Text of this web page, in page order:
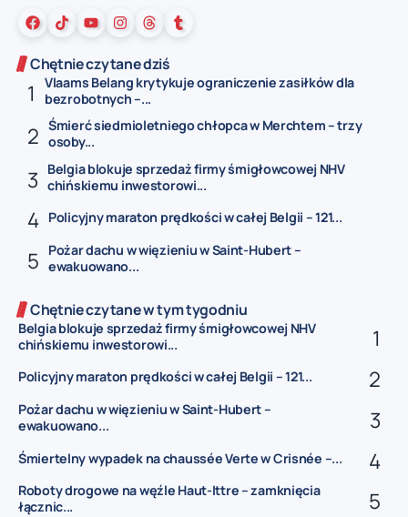
Chętnie czytane dziś
Vlaams Belang krytykuje ograniczenie zasiłków dla
bezrobotnych –...
Śmierć siedmioletniego chłopca w Merchtem – trzy
osoby...
Belgia blokuje sprzedaż firmy śmigłowcowej NHV
chińskiemu inwestorowi...
Policyjny maraton prędkości w całej Belgii – 121...
Pożar dachu w więzieniu w Saint-Hubert –
ewakuowano...
Chętnie czytane w tym tygodniu
Belgia blokuje sprzedaż firmy śmigłowcowej NHV
chińskiemu inwestorowi...
Policyjny maraton prędkości w całej Belgii – 121...
Pożar dachu w więzieniu w Saint-Hubert –
ewakuowano...
Śmiertelny wypadek na chaussée Verte w Crisnée –...
Roboty drogowe na węźle Haut-Ittre – zamknięcia
łącznic...